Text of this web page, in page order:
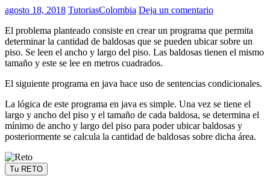
agosto 18, 2018 TutoriasColombia Deja un comentario
El problema planteado consiste en crear un programa que permita
determinar la cantidad de baldosas que se pueden ubicar sobre un
piso. Se leen el ancho y largo del piso. Las baldosas tienen el mismo
tamaño y este se lee en metros cuadrados.
El siguiente programa en java hace uso de sentencias condicionales.
La lógica de este programa en java es simple. Una vez se tiene el
largo y ancho del piso y el tamaño de cada baldosa, se determina el
mínimo de ancho y largo del piso para poder ubicar baldosas y
posteriormente se calcula la cantidad de baldosas sobre dicha área.
Tu RETO